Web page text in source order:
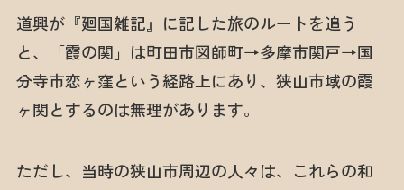
道興が『廻国雑記』に記した旅のルートを追う
と、「霞の関」は町田市図師町→多摩市関戸→国
分寺市恋ヶ窪という経路上にあり、狭山市域の霞
ヶ関とするのは無理があります。
ただし、当時の狭山市周辺の人々は、これらの和